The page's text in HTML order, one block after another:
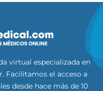
virtual especializada en
Facilitamos el acceso a
desde hace más de 10